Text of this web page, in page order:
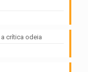
crítica odeia